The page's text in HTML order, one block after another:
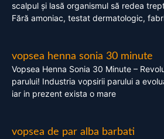
scalpul și lasă organismul să redea
Fără amoniac, testat dermatologic,
vopsea henna sonia 30 minute
Vopsea Henna Sonia 30 Minute –
parului! Industria vopsirii parului a
iar in prezent exista o mare
vopsea de par alba barbati